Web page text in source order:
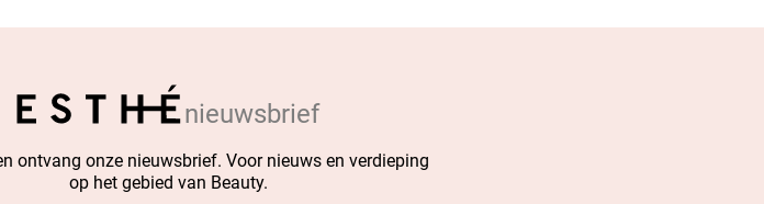
nieuwsbrief
ontvang onze nieuwsbrief. Voor nieuws en verdieping
op het gebied van Beauty.